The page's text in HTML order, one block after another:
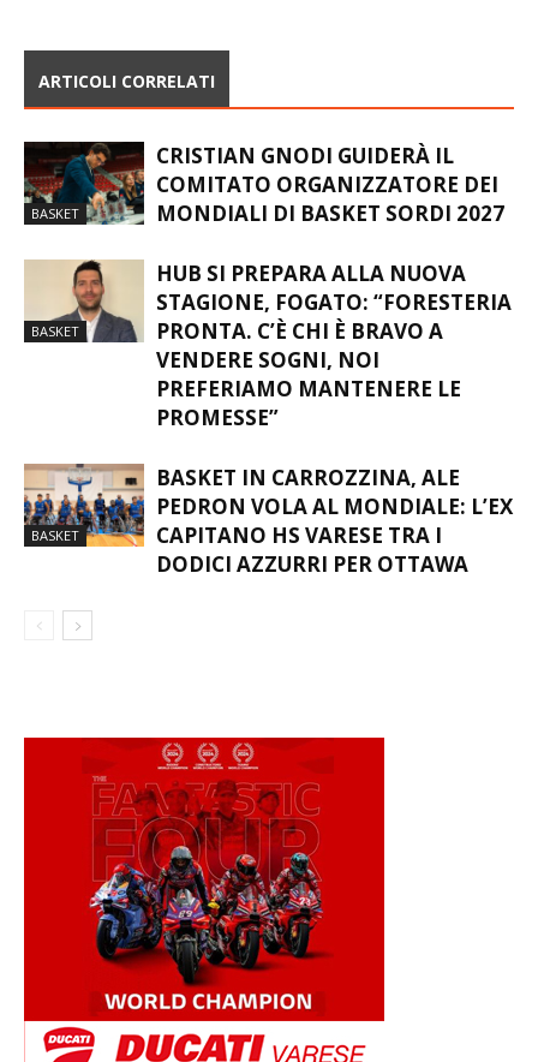
ARTICOLI CORRELATI
BASKET
CRISTIAN GNODI GUIDERÀ IL
COMITATO ORGANIZZATORE DEI
MONDIALI DI BASKET SORDI 2027
BASKET
HUB SI PREPARA ALLA NUOVA
STAGIONE, FOGATO: “FORESTERIA
PRONTA. C’È CHI È BRAVO A
VENDERE SOGNI, NOI
PREFERIAMO MANTENERE LE
PROMESSE”
BASKET
BASKET IN CARROZZINA, ALE
PEDRON VOLA AL MONDIALE: L’EX
CAPITANO HS VARESE TRA I
DODICI AZZURRI PER OTTAWA